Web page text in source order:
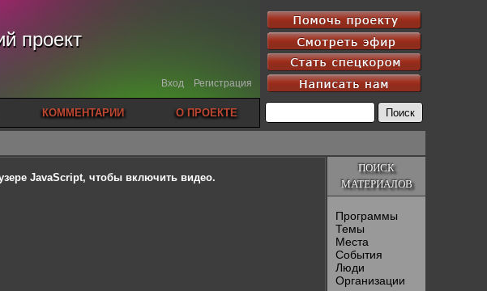
проект
Вход Регистрация
КОММЕНТАРИИ О ПРОЕКТЕ
ПОИСК
МАТЕРИАЛОВ
Программы
Темы
Места
События
Люди
Организации
JavaScript, чтобы включить видео.